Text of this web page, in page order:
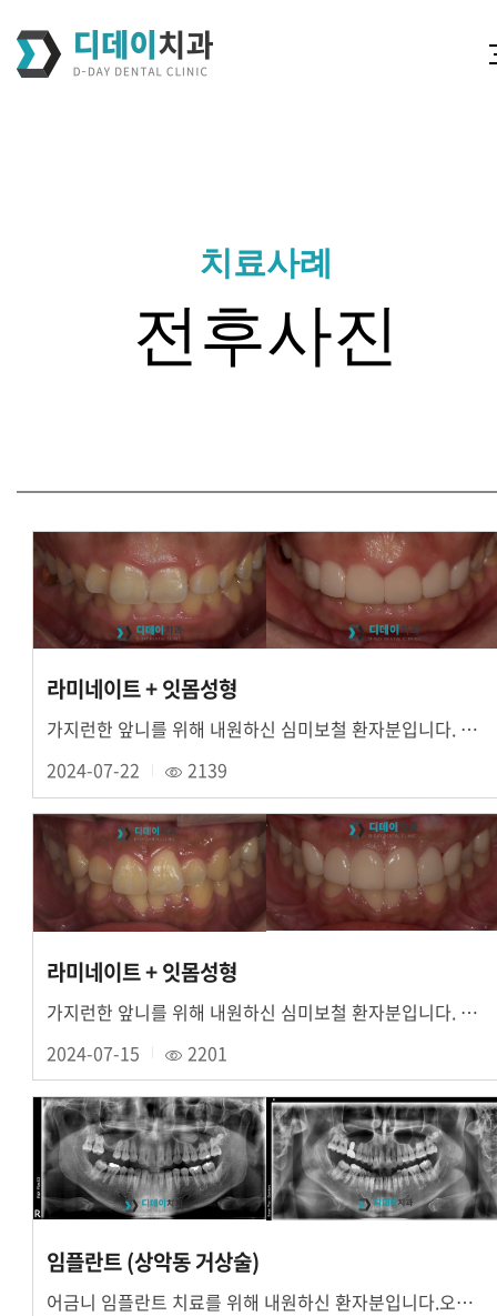
치료사례
전후사진
라미네이트 + 잇몸성형
가지런한 앞니를 위해 내원하신 심미보철 환자분입니다. 위 앞니 6개 치아 잇몸성형 후 라미....
2024-07-22
2139
라미네이트 + 잇몸성형
가지런한 앞니를 위해 내원하신 심미보철 환자분입니다. 위 앞니 6개 치아 잇몸성형 후 라미....
2024-07-15
2201
임플란트 (상악동 거상술)
어금니 임플란트 치료를 위해 내원하신 환자분입니다.오른쪽 위 어금니 발치한 상태로 내원하셨....